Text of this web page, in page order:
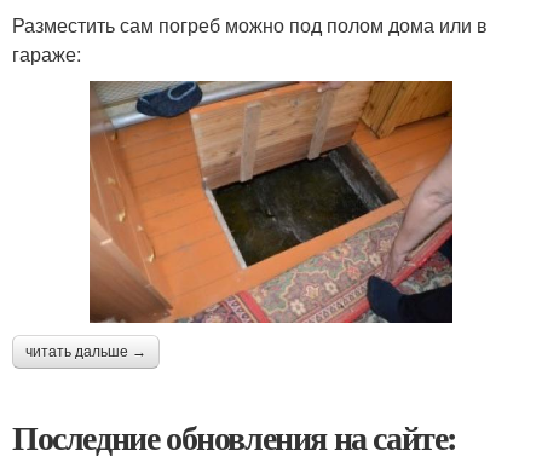
Разместить сам погреб можно под полом дома или в
гараже:
читать дальше →
Последние обновления на сайте: